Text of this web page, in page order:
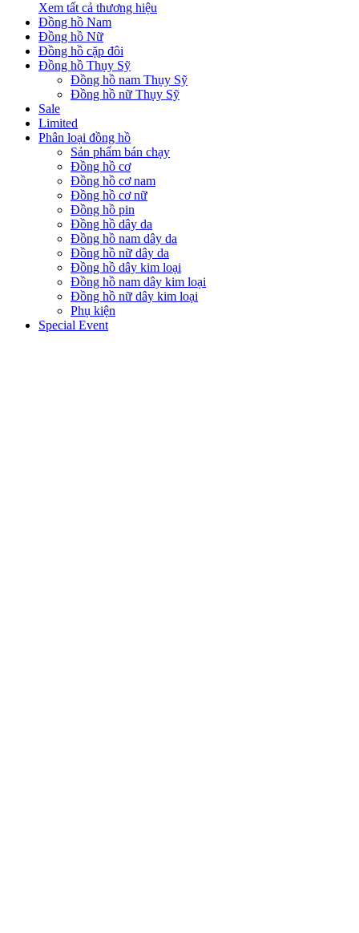
Xem tất cả thương hiệu
Đồng hồ Nam
Đồng hồ Nữ
Đồng hồ cặp đôi
Đồng hồ Thụy Sỹ
Đồng hồ nam Thụy Sỹ
Đồng hồ nữ Thụy Sỹ
Sale
Limited
Phân loại đồng hồ
Sản phẩm bán chạy
Đồng hồ cơ
Đồng hồ cơ nam
Đồng hồ cơ nữ
Đồng hồ pin
Đồng hồ dây da
Đồng hồ nam dây da
Đồng hồ nữ dây da
Đồng hồ dây kim loại
Đồng hồ nam dây kim loại
Đồng hồ nữ dây kim loại
Phụ kiện
Special Event